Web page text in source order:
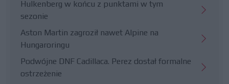
Hulkenberg w końcu z punktami w tym
sezonie
Aston Martin zagroził nawet Alpine na
Hungaroringu
Podwójne DNF Cadillaca. Perez dostał formalne
ostrzeżenie